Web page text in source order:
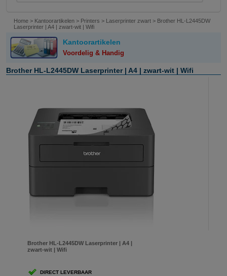
Home > Kantoorartikelen > Printers > Laserprinter zwart > Brother HL-L2445DW
Laserprinter | A4 | zwart-wit | Wifi
Kantoorartikelen
Voordelig & Handig
Brother HL-L2445DW Laserprinter | A4 | zwart-wit | Wifi
Brother HL-L2445DW Laserprinter | A4 |
zwart-wit | Wifi
DIRECT LEVERBAAR